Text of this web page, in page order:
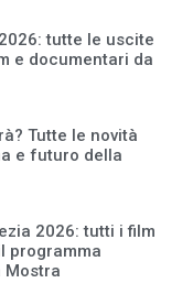
tutte le uscite
e documentari da
Tutte le novità
e futuro della
2026: tutti i film
programma
Mostra